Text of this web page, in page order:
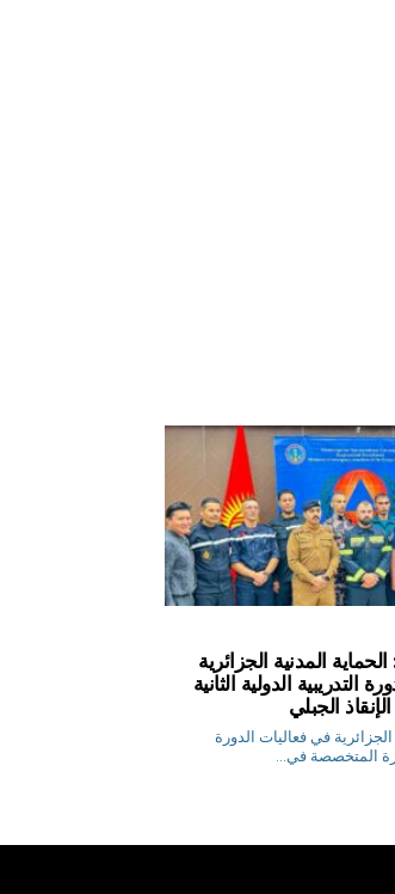
المدنية الجزائرية
الدولية الثانية
الجبلي
الجزائرية في فعاليات الدورة
المتخصصة في...